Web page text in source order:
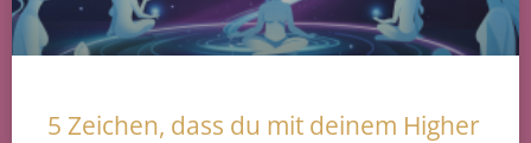
5 Zeichen, dass du mit deinem Higher